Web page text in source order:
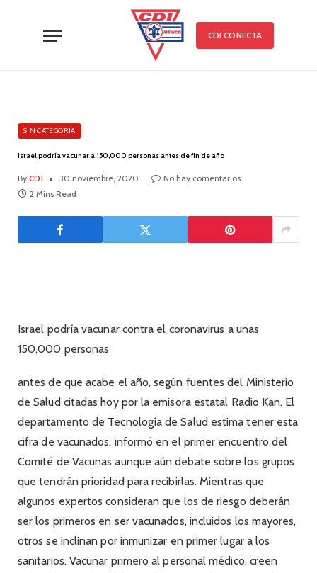
CDI CONECTA
SIN CATEGORÍA
Israel podría vacunar a 150,000 personas antes de fin de año
By CDI 30 noviembre, 2020
No hay comentarios
2 Mins Read
Israel podría vacunar contra el coronavirus a unas
150,000 personas
antes de que acabe el año, según fuentes del Ministerio
de Salud citadas hoy por la emisora estatal Radio Kan. El
departamento de Tecnología de Salud estima tener esta
cifra de vacunados, informó en el primer encuentro del
Comité de Vacunas aunque aún debate sobre los grupos
que tendrán prioridad para recibirlas. Mientras que
algunos expertos consideran que los de riesgo deberán
ser los primeros en ser vacunados, incluidos los mayores,
otros se inclinan por inmunizar en primer lugar a los
sanitarios. Vacunar primero al personal médico, creen